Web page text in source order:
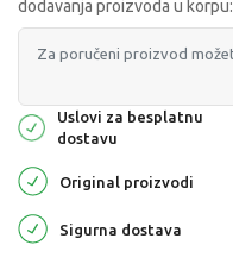
dodavanja proizvoda u korpu:
Uslovi za besplatnu
dostavu
Original proizvodi
Sigurna dostava